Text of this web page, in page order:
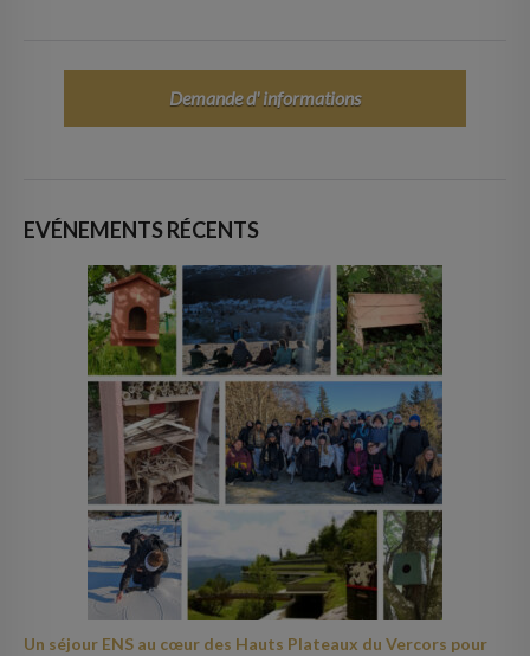
Demande d' informations
EVÉNEMENTS RÉCENTS
Un séjour ENS au cœur des Hauts Plateaux du Vercors pour